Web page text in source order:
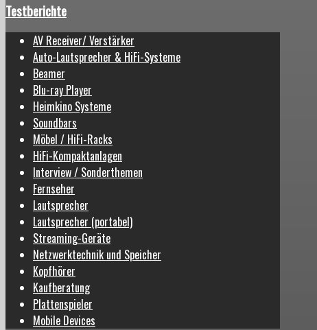
Testberichte
AV Receiver/ Verstärker
Auto-Lautsprecher & HiFi-Systeme
Beamer
Blu-ray Player
Heimkino Systeme
Soundbars
Möbel / HiFi-Racks
HiFi-Kompaktanlagen
Interview / Sonderthemen
Fernseher
Lautsprecher
Lautsprecher (portabel)
Streaming-Geräte
Netzwerktechnik und Speicher
Kopfhörer
Kaufberatung
Plattenspieler
Mobile Devices